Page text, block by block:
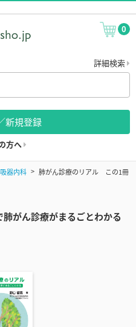
0
詳細検索
新規登録
方へ
器内科
肺がん診療のリアル この1冊
がん診療がまるごとわかる